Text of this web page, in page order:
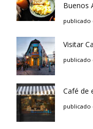
Buenos
publicado
Visitar
publicado
Café de
publicado